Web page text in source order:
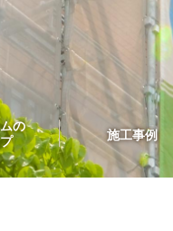
の
施工事例